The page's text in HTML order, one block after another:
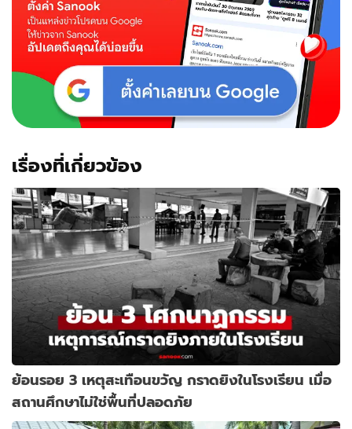
เรื่องที่เกี่ยวข้อง
ย้อนรอย 3 เหตุสะเทือนขวัญ กราดยิงในโรงเรียน เมื่อ
สถานศึกษาไม่ใช่พื้นที่ปลอดภัย